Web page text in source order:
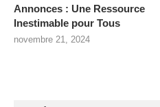
Annonces : Une Ressource
Inestimable pour Tous
novembre 21, 2024